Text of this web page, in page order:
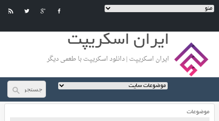
ایران اسکریپت
ایران اسکریپت | دانلود اسکریپت با طعمی دیگر
موضوعات